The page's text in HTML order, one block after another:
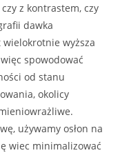
z kontrastem, czy
dawka
wyższa
spowodować
od stanu
okolicy
używamy osłon na
wiec minimalizować